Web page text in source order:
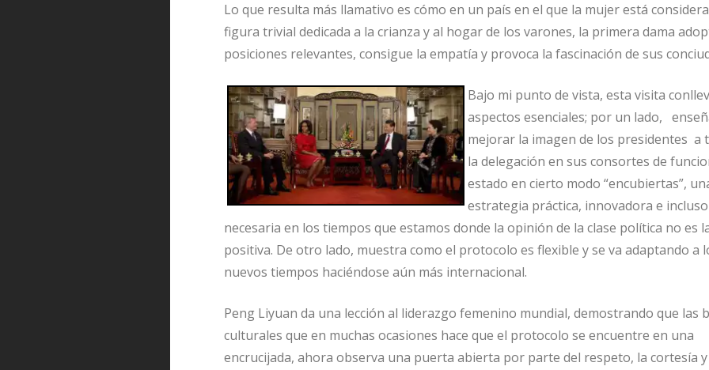
Lo que resulta más llamativo es cómo en un país en el que la mujer está
figura trivial dedicada a la crianza y al hogar de los varones, la primera dama
posiciones relevantes, consigue la empatía y provoca la fascinación de sus
Bajo mi punto de vista, esta visita
aspectos esenciales; por un lado,
mejorar la imagen de los presidentes a
la delegación en sus consortes de
estado en cierto modo “encubiertas”,
estrategia práctica, innovadora e incluso
necesaria en los tiempos que estamos donde la opinión de la clase política no es
positiva. De otro lado, muestra como el protocolo es flexible y se va adaptando a
nuevos tiempos haciéndose aún más internacional.
Peng Liyuan da una lección al liderazgo femenino mundial, demostrando que las
culturales que en muchas ocasiones hace que el protocolo se encuentre en una
encrucijada, ahora observa una puerta abierta por parte del respeto, la cortesía y